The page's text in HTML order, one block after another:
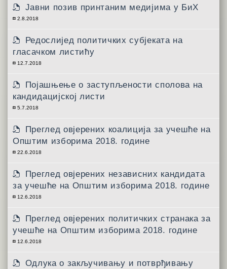
Јавни позив принтаним медијима у БиХ
2.8.2018
Редослијед политичких субјеката на
гласачком листићу
12.7.2018
Појашњење о заступљености сполова на
кандидацијској листи
5.7.2018
Преглед овјерених коалиција за учешће на
Општим изборима 2018. године
22.6.2018
Преглед овјерених независних кандидата
за учешће на Општим изборима 2018. године
12.6.2018
Преглед овјерених политичких странака за
учешће на Општим изборима 2018. године
12.6.2018
Одлукa о закључивању и потврђивању